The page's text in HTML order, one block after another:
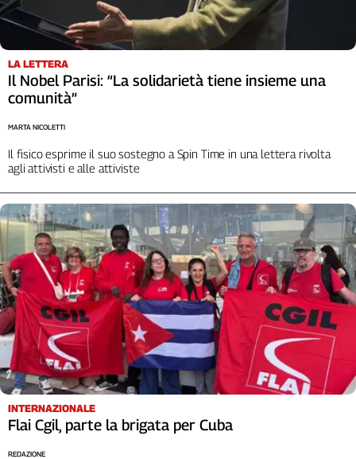
Liguria
Lombardia
Piemonte
Puglia
Sardegna
Sicilia
Toscana
Trentino
Umbria
Valle
D'Aosta
Veneto
Archivio
Storico
1955-
2014
Cerca
Contatti
LA LETTERA
Il Nobel Parisi: “La solidarietà tiene insieme una
comunità”
Il fisico esprime il suo sostegno a Spin Time in una lettera rivolta
agli attivisti e alle attiviste
MARTA NICOLETTI
INTERNAZIONALE
Flai Cgil, parte la brigata per Cuba
REDAZIONE